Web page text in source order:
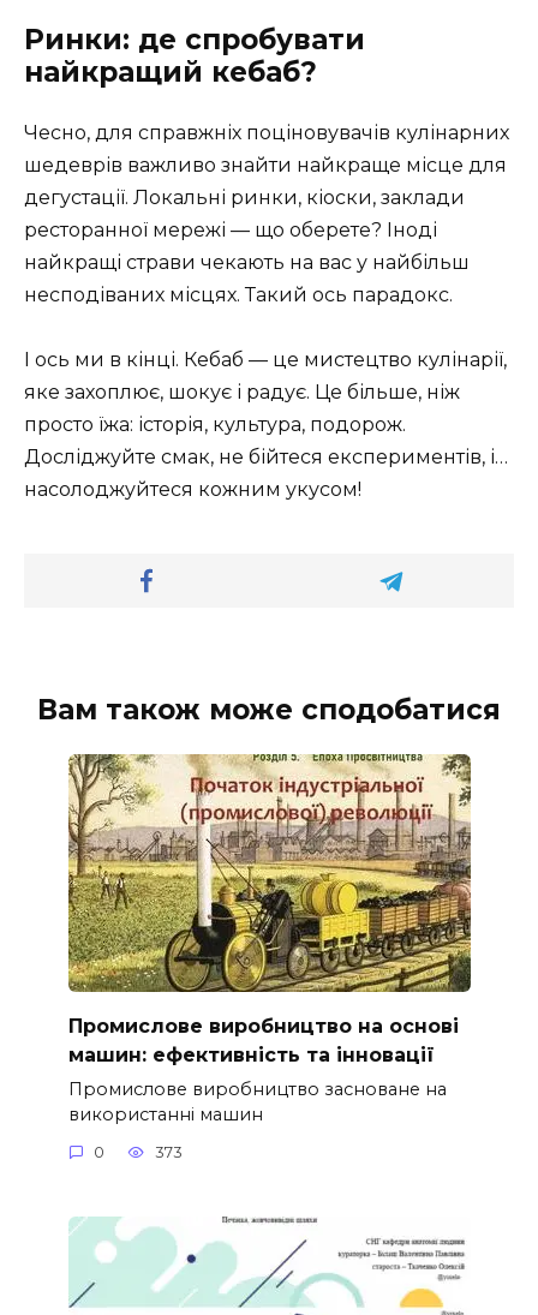
Ринки: де спробувати
найкращий кебаб?
Чесно, для справжніх поціновувачів кулінарних
шедеврів важливо знайти найкраще місце для
дегустації. Локальні ринки, кіоски, заклади
ресторанної мережі — що оберете? Іноді
найкращі страви чекають на вас у найбільш
несподіваних місцях. Такий ось парадокс.
І ось ми в кінці. Кебаб — це мистецтво кулінарії,
яке захоплює, шокує і радує. Це більше, ніж
просто їжа: історія, культура, подорож.
Досліджуйте смак, не бійтеся експериментів, і…
насолоджуйтеся кожним укусом!
Вам також може сподобатися
Промислове виробництво на основі
машин: ефективність та інновації
Промислове виробництво засноване на
використанні машин
0 373